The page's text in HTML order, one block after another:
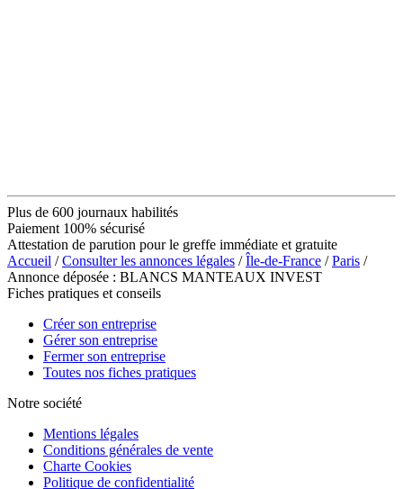
Plus de 600 journaux habilités
Paiement 100% sécurisé
Attestation de parution pour le greffe immédiate et gratuite
Accueil /Consulter les annonces légales /Île-de-France /Paris /
Annonce déposée : BLANCS MANTEAUX INVEST
Fiches pratiques et conseils
Créer son entreprise
Gérer son entreprise
Fermer son entreprise
Toutes nos fiches pratiques
Notre société
Mentions légales
Conditions générales de vente
Charte Cookies
Politique de confidentialité